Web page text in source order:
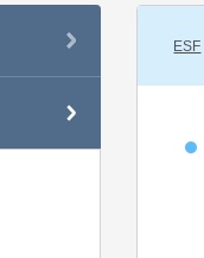
ESF